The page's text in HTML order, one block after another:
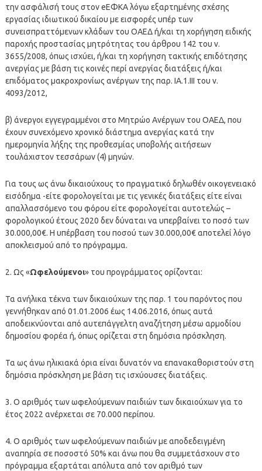
την ασφάλισή τους στον eΕΦΚΑ λόγω εξαρτημένης σχέσης
εργασίας ιδιωτικού δικαίου με εισφορές υπέρ των
συνεισπραττόμενων κλάδων του ΟΑΕΔ ή/και τη χορήγηση ειδικής
παροχής προστασίας μητρότητας του άρθρου 142 του ν.
3655/2008, όπως ισχύει, ή/και τη χορήγηση τακτικής επιδότησης
ανεργίας με βάση τις κοινές περί ανεργίας διατάξεις ή/και
επιδόματος μακροχρονίως ανέργων της παρ. ΙΑ.1.ΙΙΙ του ν.
4093/2012,
β) άνεργοι εγγεγραμμένοι στο Μητρώο Ανέργων του ΟΑΕΔ, που
έχουν συνεχόμενο χρονικό διάστημα ανεργίας κατά την
ημερομηνία λήξης της προθεσμίας υποβολής αιτήσεων
τουλάχιστον τεσσάρων (4) μηνών.
Για τους ως άνω δικαιούχους το πραγματικό δηλωθέν οικογενειακό
εισόδημα -είτε φορολογείται με τις γενικές διατάξεις είτε είναι
απαλλασσόμενο του φόρου είτε φορολογείται αυτοτελώς –
φορολογικού έτους 2020 δεν δύναται να υπερβαίνει το ποσό των
30.000,00€. Η υπέρβαση του ποσού των 30.000,00€ αποτελεί λόγο
αποκλεισμού από το πρόγραμμα.
2. Ως «Ωφελούμενοι» του προγράμματος ορίζονται:
Τα ανήλικα τέκνα των δικαιούχων της παρ. 1 του παρόντος που
γεννήθηκαν από 01.01.2006 έως 14.06.2016, όπως αυτά
αποδεικνύονται από αυτεπάγγελτη αναζήτηση μέσω αρμοδίου
δημοσίου φορέα ή, όπως ορίζεται στη δημόσια πρόσκληση.
Τα ως άνω ηλικιακά όρια είναι δυνατόν να επανακαθοριστούν στη
δημόσια πρόσκληση με βάση τις ισχύουσες διατάξεις.
3. Ο αριθμός των ωφελούμενων παιδιών των δικαιούχων για το
έτος 2022 ανέρχεται σε 70.000 περίπου.
4. Ο αριθμός των ωφελούμενων παιδιών με αποδεδειγμένη
αναπηρία σε ποσοστό 50% και άνω που θα συμμετάσχουν στο
πρόγραμμα εξαρτάται απόλυτα από τον αριθμό των